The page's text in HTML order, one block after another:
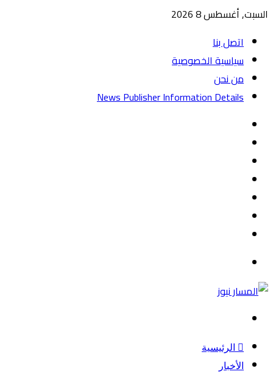
السبت, أغسطس 8 2026
اتصل بنا
سياسية الخصوصية
من نحن
News Publisher Information Details
الرئيسية
الأخبار